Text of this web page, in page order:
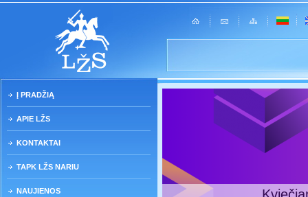
Į PRADŽIĄ
APIE LŽS
KONTAKTAI
TAPK LŽS NARIU
NAUJIENOS